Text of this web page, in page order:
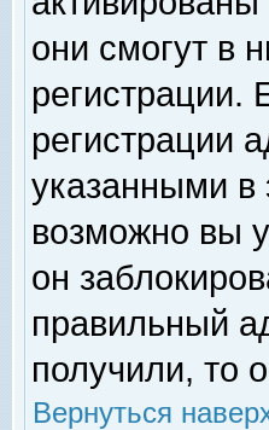
они смогут в
регистрации
указанными
возможно вы
он
правильный
получили, то
Вернуться